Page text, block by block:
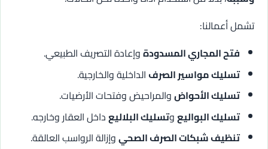
تشمل أعمالنا:
فتح المجاري المسدودةوإعادة التصريف الطبيعي.
تسليك مواسير الصرفالداخلية والخارجية.
تسليك الأحواضوالمراحيض وفتحات الأرضيات.
تسليك البواليعوتسليك البلاليعداخل العقار وخارجه.
تنظيف شبكات الصرف الصحيوإزالة الرواسب العالقة.